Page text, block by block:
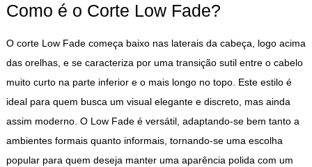
Como é o Corte Low Fade?
O corte Low Fade começa baixo nas laterais da cabeça, logo acima
das orelhas, e se caracteriza por uma transição sutil entre o cabelo
muito curto na parte inferior e o mais longo no topo. Este estilo é
ideal para quem busca um visual elegante e discreto, mas ainda
assim moderno. O Low Fade é versátil, adaptando-se bem tanto a
ambientes formais quanto informais, tornando-se uma escolha
popular para quem deseja manter uma aparência polida com um